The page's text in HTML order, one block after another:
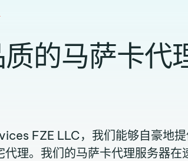
的马萨卡代
FZE LLC，我们能够自豪地
代理。我们的马萨卡代理服务器在